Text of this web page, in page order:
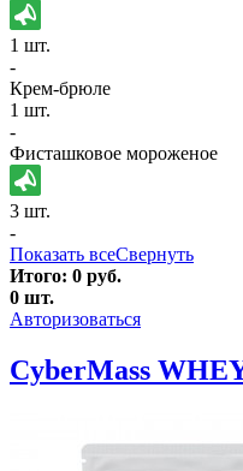
1 шт.
-
Крем-брюле
1 шт.
-
Фисташковое мороженое
3 шт.
-
Показать всеСвернуть
Итого: 0 руб.
0 шт.
Авторизоваться
CyberMass